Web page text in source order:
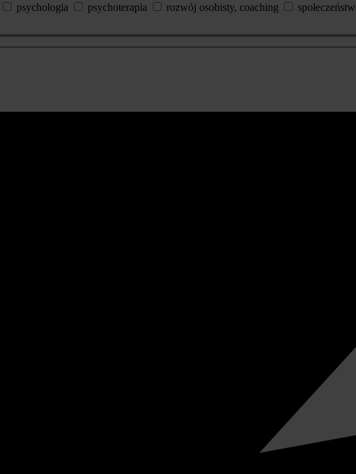
psychologia psychoterapia rozwój osobisty, coaching